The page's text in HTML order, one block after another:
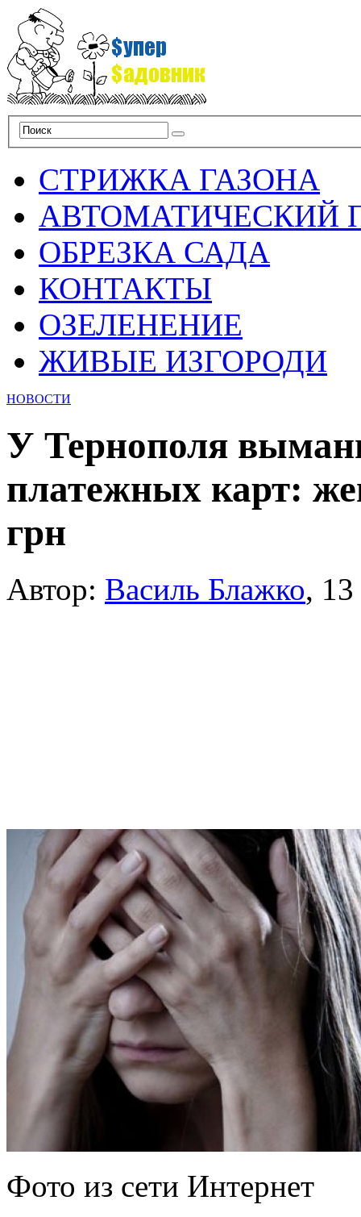
СТРИЖКА ГАЗОНА
АВТОМАТИЧЕСКИЙ
ОБРЕЗКА САДА
КОНТАКТЫ
ОЗЕЛЕНЕНИЕ
ЖИВЫЕ ИЗГОРОДИ
НОВОСТИ
У Тернополя
платежных карт:
грн
Автор: Василь Блажко,
Фото из сети Интернет